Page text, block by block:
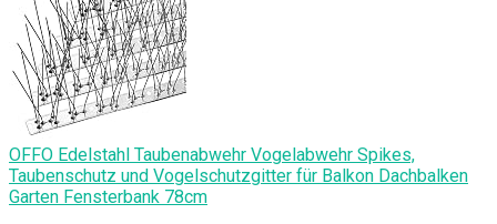
OFFO Edelstahl Taubenabwehr Vogelabwehr Spikes,
Taubenschutz und Vogelschutzgitter für Balkon Dachbalken
Garten Fensterbank 78cm